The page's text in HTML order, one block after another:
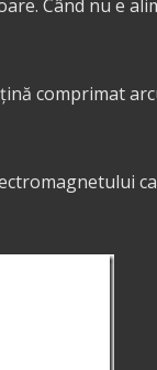
Când nu e
comprimat